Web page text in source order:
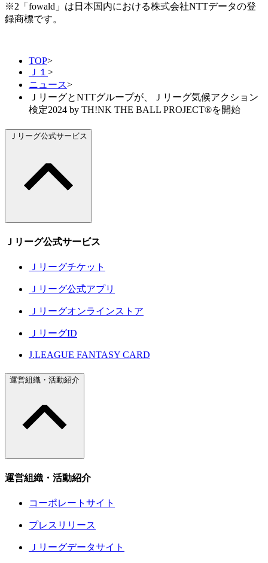
※2「fowald」は日本国内における株式会社NTTデータの登
録商標です。
TOP>
Ｊ１ >
ニュース>
ＪリーグとNTTグループが、Ｊリーグ気候アクション
検定2024 by TH!NK THE BALL PROJECT®を開始
Ｊリーグ公式サービス
Ｊリーグ公式サービス
Ｊリーグチケット
Ｊリーグ公式アプリ
Ｊリーグオンラインストア
ＪリーグID
J.LEAGUE FANTASY CARD
運営組織・活動紹介
運営組織・活動紹介
コーポレートサイト
プレスリリース
Ｊリーグデータサイト